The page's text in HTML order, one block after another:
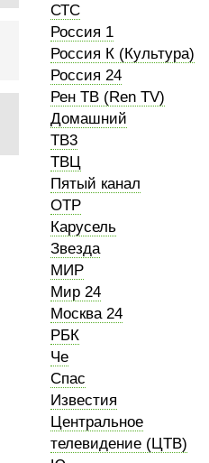
СТС
Россия 1
Россия К (Культура)
Россия 24
Рен ТВ (Ren TV)
Домашний
ТВ3
ТВЦ
Пятый канал
ОТР
Карусель
Звезда
МИР
Мир 24
Москва 24
РБК
Че
Спас
Известия
Центральное
телевидение (ЦТВ)